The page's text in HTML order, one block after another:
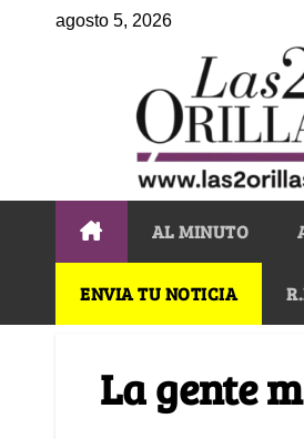
agosto 5, 2026
AL MINUTO
ENVIA TU NOTICIA
La gente